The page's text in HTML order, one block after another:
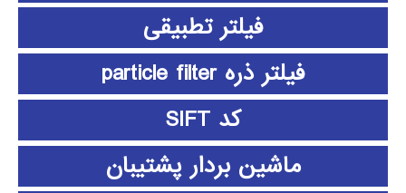
فیلتر تطبیقی
فیلتر ذره particle filter
کد SIFT
ماشین بردار پشتیبان